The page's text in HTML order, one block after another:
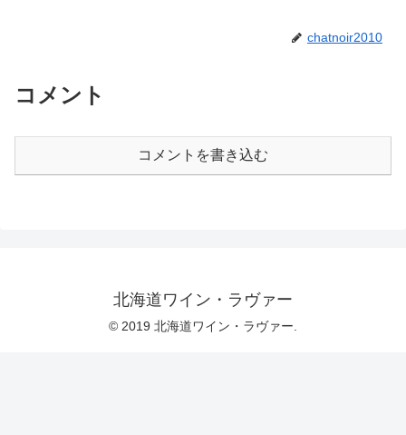
chatnoir2010
コメント
コメントを書き込む
北海道ワイン・ラヴァー
© 2019 北海道ワイン・ラヴァー.